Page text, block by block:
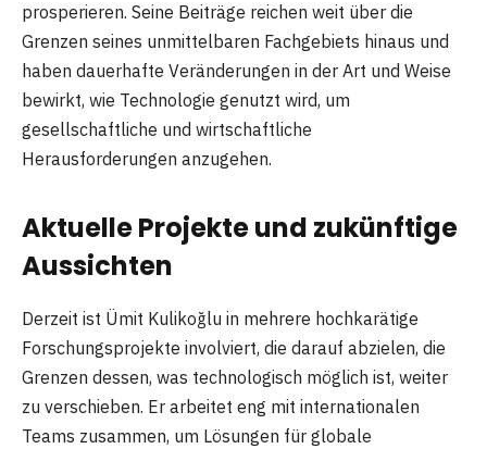
prosperieren. Seine Beiträge reichen weit über die
Grenzen seines unmittelbaren Fachgebiets hinaus und
haben dauerhafte Veränderungen in der Art und Weise
bewirkt, wie Technologie genutzt wird, um
gesellschaftliche und wirtschaftliche
Herausforderungen anzugehen.
Aktuelle Projekte und zukünftige
Aussichten
Derzeit ist Ümit Kulikoğlu in mehrere hochkarätige
Forschungsprojekte involviert, die darauf abzielen, die
Grenzen dessen, was technologisch möglich ist, weiter
zu verschieben. Er arbeitet eng mit internationalen
Teams zusammen, um Lösungen für globale